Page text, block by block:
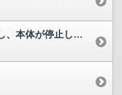
本体の吸込力が自動的に低下し、本体が停止した。